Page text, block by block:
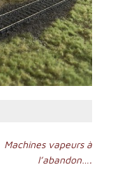
Machines vapeurs à
l’abandon….